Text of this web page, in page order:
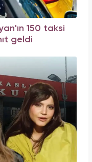
150 taksi
geldi